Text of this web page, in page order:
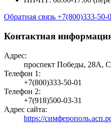
Обратная связь +7(800)333-50-
Контактная
Адрес:
проспект Победы, 28А,
Телефон 1:
+7(800)333-50-01
Телефон 2:
+7(918)500-03-31
Адрес сайта:
https://